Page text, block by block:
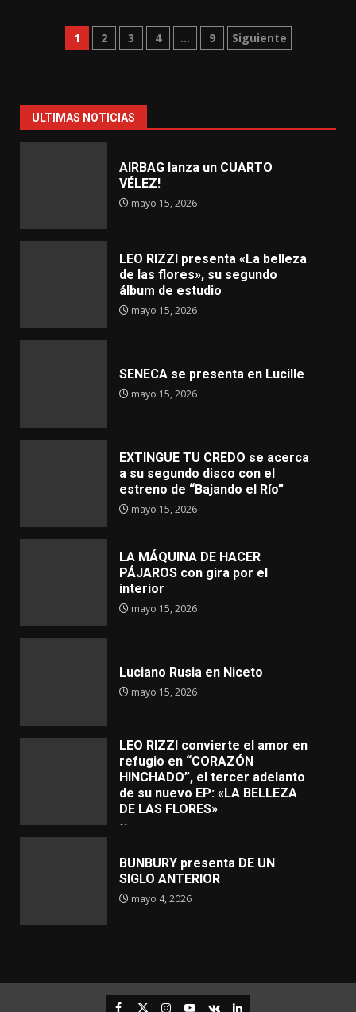
Paginación
entradas
1 2 3 4 … 9 Siguiente
ULTIMAS NOTICIAS
AIRBAG lanza un CUARTO
VÉLEZ!
mayo 15, 2026
LEO RIZZI presenta «La belleza
de las flores», su segundo
álbum de estudio
mayo 15, 2026
SENECA se presenta en Lucille
mayo 15, 2026
EXTINGUE TU CREDO se acerca
a su segundo disco con el
estreno de “Bajando el Río”
mayo 15, 2026
LA MÁQUINA DE HACER
PÁJAROS con gira por el
interior
mayo 15, 2026
Luciano Rusia en Niceto
mayo 15, 2026
LEO RIZZI convierte el amor en
refugio en “CORAZÓN
HINCHADO”, el tercer adelanto
de su nuevo EP: «LA BELLEZA
DE LAS FLORES»
BUNBURY presenta DE UN
SIGLO ANTERIOR
mayo 4, 2026
Facebook
TwitterInstagram
Youtube
VK LinkedIn